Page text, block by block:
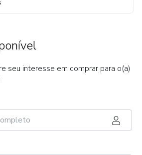
seu interesse em comprar para o(a)